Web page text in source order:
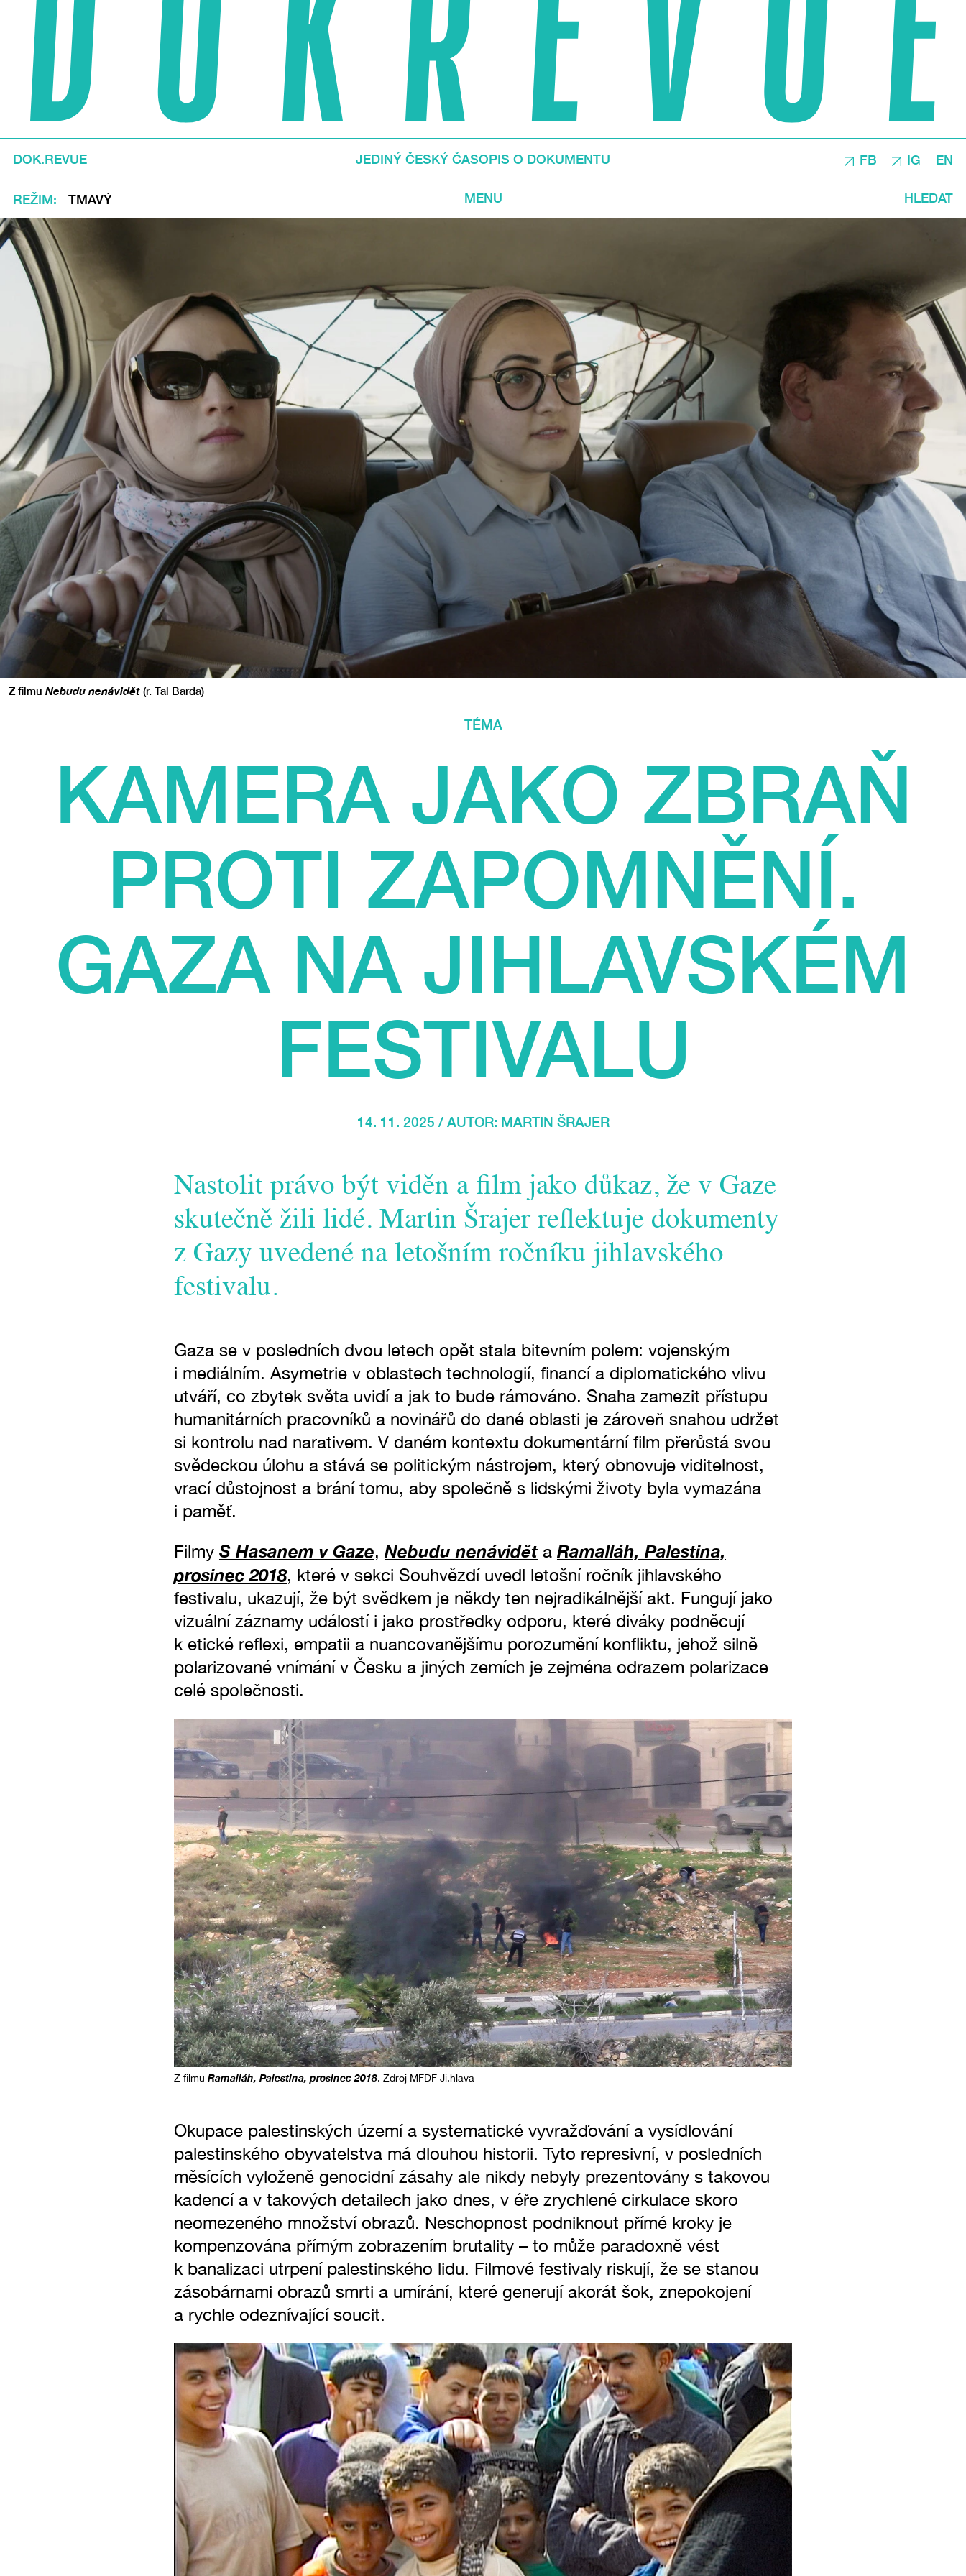
DOK.REVUE JEDINÝ ČESKÝ ČASOPIS O DOKUMENTU FB IG EN
REŽIM TMAVÝ MENU HLEDAT
Z filmu Nebudu nenávidět (r. Tal Barda)
TÉMA
KAMERA JAKO ZBRAŇ
PROTI ZAPOMNĚNÍ.
GAZA NA JIHLAVSKÉM
FESTIVALU
14. 11. 2025 / AUTOR: MARTIN ŠRAJER
Nastolit právo být viděn a film jako důkaz, že v Gaze
skutečně žili lidé. Martin Šrajer reflektuje dokumenty
z Gazy uvedené na letošním ročníku jihlavského
festivalu.
Gaza se v posledních dvou letech opět stala bitevním polem: vojenským
i mediálním. Asymetrie v oblastech technologií, financí a diplomatického vlivu
utváří, co zbytek světa uvidí a jak to bude rámováno. Snaha zamezit přístupu
humanitárních pracovníků a novinářů do dané oblasti je zároveň snahou udržet
si kontrolu nad narativem. V daném kontextu dokumentární film přerůstá svou
svědeckou úlohu a stává se politickým nástrojem, který obnovuje viditelnost,
vrací důstojnost a brání tomu, aby společně s lidskými životy byla vymazána
i paměť.
Filmy S Hasanem v Gaze, Nebudu nenáviděta Ramalláh, Palestina,
prosinec 2018, které v sekci Souhvězdí uvedl letošní ročník jihlavského
festivalu, ukazují, že být svědkem je někdy ten nejradikálnější akt. Fungují jako
vizuální záznamy událostí i jako prostředky odporu, které diváky podněcují
k etické reflexi, empatii a nuancovanějšímu porozumění konfliktu, jehož silně
polarizované vnímání v Česku a jiných zemích je zejména odrazem polarizace
celé společnosti.
Z filmu Ramalláh, Palestina, prosinec 2018. Zdroj MFDF Ji.hlava
Okupace palestinských území a systematické vyvražďování a vysídlování
palestinského obyvatelstva má dlouhou historii. Tyto represivní, v posledních
měsících vyloženě genocidní zásahy ale nikdy nebyly prezentovány s takovou
kadencí a v takových detailech jako dnes, v éře zrychlené cirkulace skoro
neomezeného množství obrazů. Neschopnost podniknout přímé kroky je
kompenzována přímým zobrazením brutality – to může paradoxně vést
k banalizaci utrpení palestinského lidu. Filmové festivaly riskují, že se stanou
zásobárnami obrazů smrti a umírání, které generují akorát šok, znepokojení
a rychle odeznívající soucit.